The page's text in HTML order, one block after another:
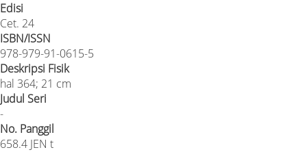
Edisi
Cet. 24
ISBN/ISSN
978-979-91-0615-5
Deskripsi Fisik
hal 364; 21 cm
Judul Seri
-
No. Panggil
658.4 JEN t